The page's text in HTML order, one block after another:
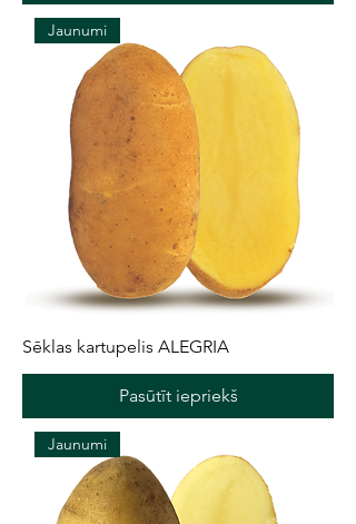
Jaunumi
Sēklas kartupelis ALEGRIA
Pasūtīt iepriekš
Jaunumi